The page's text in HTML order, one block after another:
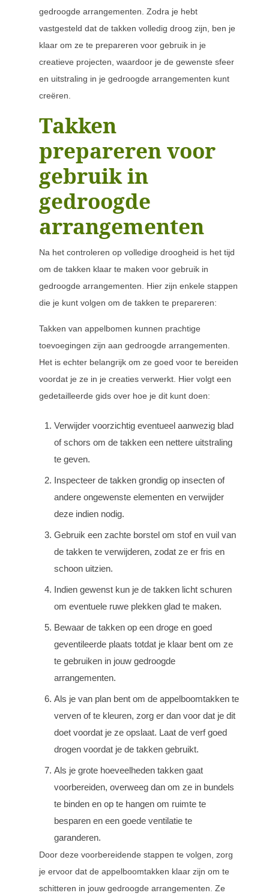
gedroogde arrangementen. Zodra je hebt
vastgesteld dat de takken volledig droog zijn, ben je
klaar om ze te prepareren voor gebruik in je
creatieve projecten, waardoor je de gewenste sfeer
en uitstraling in je gedroogde arrangementen kunt
creëren.
Takken
prepareren voor
gebruik in
gedroogde
arrangementen
Na het controleren op volledige droogheid is het tijd
om de takken klaar te maken voor gebruik in
gedroogde arrangementen. Hier zijn enkele stappen
die je kunt volgen om de takken te prepareren:
Takken van appelbomen kunnen prachtige
toevoegingen zijn aan gedroogde arrangementen.
Het is echter belangrijk om ze goed voor te bereiden
voordat je ze in je creaties verwerkt. Hier volgt een
gedetailleerde gids over hoe je dit kunt doen:
Verwijder voorzichtig eventueel aanwezig blad
of schors om de takken een nettere uitstraling
te geven.
Inspecteer de takken grondig op insecten of
andere ongewenste elementen en verwijder
deze indien nodig.
Gebruik een zachte borstel om stof en vuil van
de takken te verwijderen, zodat ze er fris en
schoon uitzien.
Indien gewenst kun je de takken licht schuren
om eventuele ruwe plekken glad te maken.
Bewaar de takken op een droge en goed
geventileerde plaats totdat je klaar bent om ze
te gebruiken in jouw gedroogde
arrangementen.
Als je van plan bent om de appelboomtakken te
verven of te kleuren, zorg er dan voor dat je dit
doet voordat je ze opslaat. Laat de verf goed
drogen voordat je de takken gebruikt.
Als je grote hoeveelheden takken gaat
voorbereiden, overweeg dan om ze in bundels
te binden en op te hangen om ruimte te
besparen en een goede ventilatie te
garanderen.
Door deze voorbereidende stappen te volgen, zorg
je ervoor dat de appelboomtakken klaar zijn om te
schitteren in jouw gedroogde arrangementen. Ze